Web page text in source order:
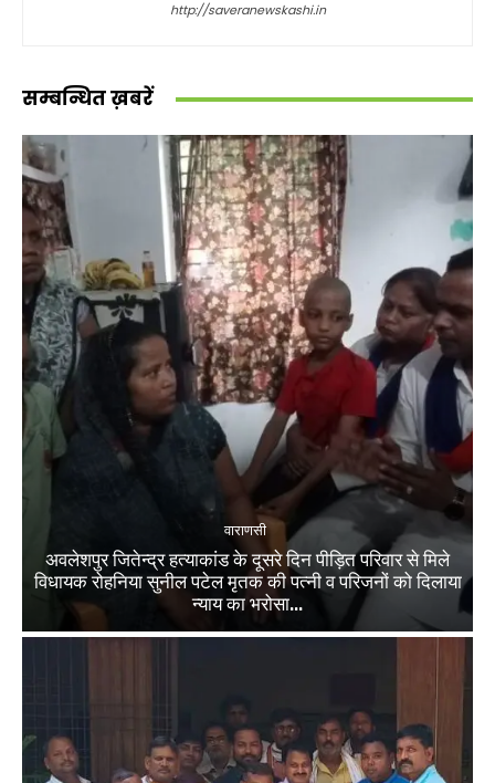
http://saveranewskashi.in
सम्बन्धित ख़बरें
वाराणसी
अवलेशपुर जितेन्द्र हत्याकांड के दूसरे दिन पीड़ित परिवार से मिले
विधायक रोहनिया सुनील पटेल मृतक की पत्नी व परिजनों को दिलाया
न्याय का भरोसा...